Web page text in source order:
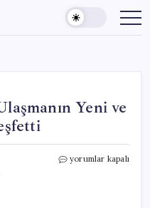
Yeni ve
Bilim
yorumlar kapalı